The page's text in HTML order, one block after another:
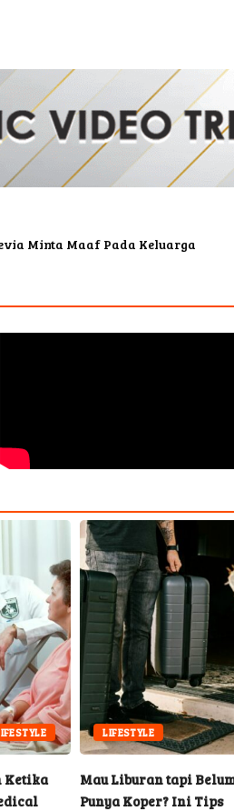
Minta Maaf Pada Keluarga
Ketika
LIFESTYLE
Mau Liburan tapi
Punya Koper? Ini Tips